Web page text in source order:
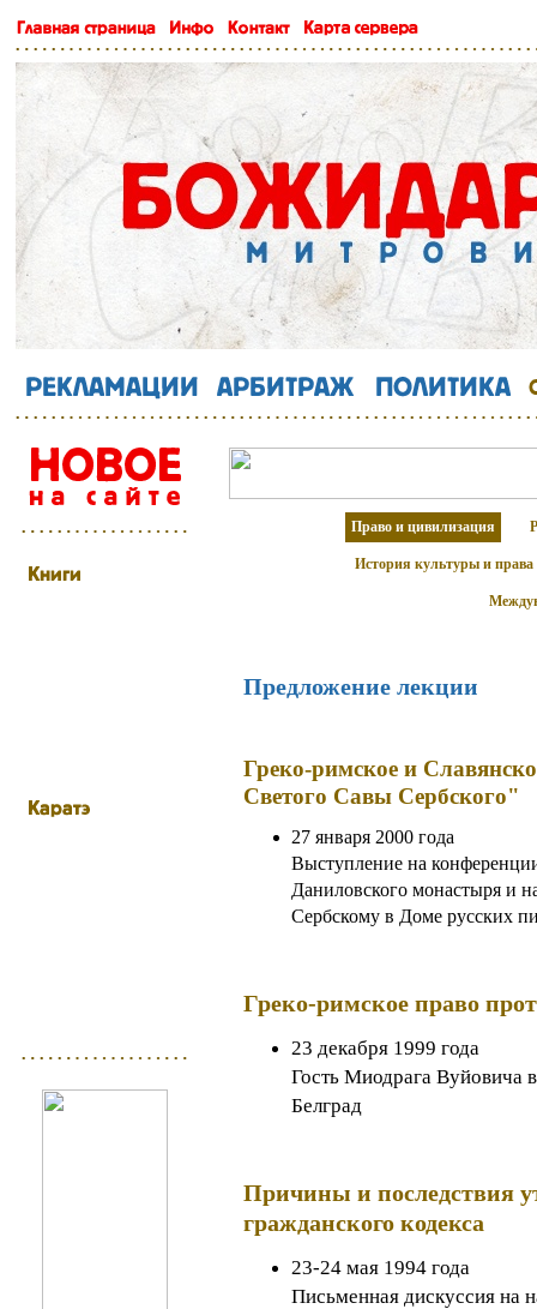
Право и цивилизация
История культуры и права
Предложение лекции
Греко-римское и
Светого Савы Сербского"
27 января 2000 года
Выступление на
Даниловского монастыря и
Сербскому в Доме русских
Греко-римское право
23 декабря 1999 года
Гость Миодрага
Белград
Причины и последствия
гражданского кодекса
23-24 мая 1994 года
Письменная дискуссия на